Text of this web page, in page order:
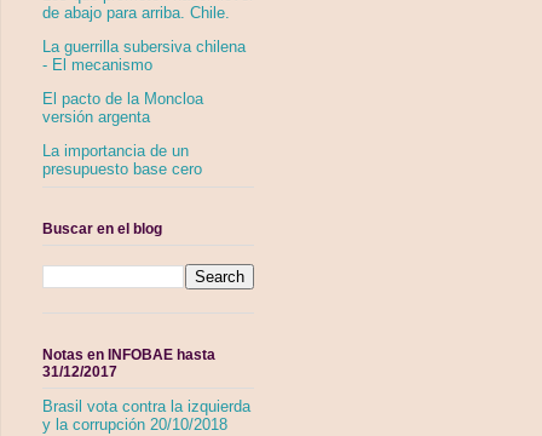
de abajo para arriba. Chile.
La guerrilla subersiva chilena
- El mecanismo
El pacto de la Moncloa
versión argenta
La importancia de un
presupuesto base cero
Buscar en el blog
Notas en INFOBAE hasta
31/12/2017
Brasil vota contra la izquierda
y la corrupción 20/10/2018